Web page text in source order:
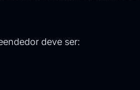
deve ser: